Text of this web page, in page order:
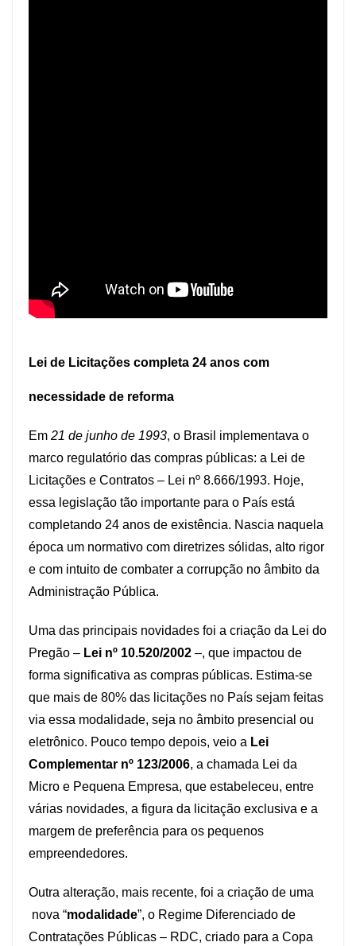
Lei de Licitações completa 24 anos com
necessidade de reforma
Em 21 de junho de 1993, o Brasil implementava o
marco regulatório das compras públicas: a Lei de
Licitações e Contratos – Lei nº 8.666/1993. Hoje,
essa legislação tão importante para o País está
completando 24 anos de existência. Nascia naquela
época um normativo com diretrizes sólidas, alto rigor
e com intuito de combater a corrupção no âmbito da
Administração Pública.
Uma das principais novidades foi a criação da Lei do
Pregão – Lei nº 10.520/2002 –, que impactou de
forma significativa as compras públicas. Estima-se
que mais de 80% das licitações no País sejam feitas
via essa modalidade, seja no âmbito presencial ou
eletrônico. Pouco tempo depois, veio a Lei
Complementar nº 123/2006, a chamada Lei da
Micro e Pequena Empresa, que estabeleceu, entre
várias novidades, a figura da licitação exclusiva e a
margem de preferência para os pequenos
empreendedores.
Outra alteração, mais recente, foi a criação de uma
nova “modalidade”, o Regime Diferenciado de
Contratações Públicas – RDC, criado para a Copa